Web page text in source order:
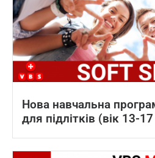
Нова навчальна
для підлітків (вік 13-